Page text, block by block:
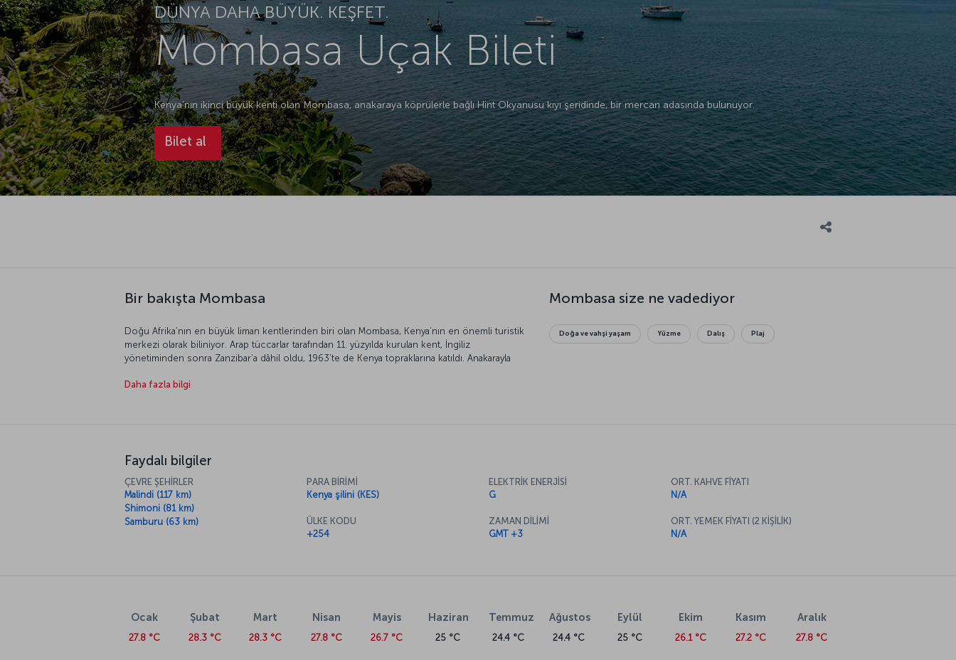
DÜNYA DAHA BÜYÜK. KEŞFET.
Mombasa Uçak Bileti
Kenya’nın ikinci büyük kenti olan Mombasa, anakaraya köprülerle bağlı Hint Okyanusu kıyı şeridinde, bir mercan adasında bulunuyor.
Bilet al
Bir bakışta Mombasa
Doğu Afrika’nın en büyük liman kentlerinden biri olan Mombasa, Kenya’nın en önemli turistik
merkezi olarak biliniyor. Arap tüccarlar tarafından 11. yüzyılda kurulan kent, İngiliz
yönetiminden sonra Zanzibar’a dâhil oldu, 1963’te de Kenya topraklarına katıldı. Anakarayla
ağaçlarıyla süslü, bembeyaz ince kumlu sahilleri ve olağanüstü güzellikteki mercan resifleri.
Daha fazla bilgi
Mombasa size ne vadediyor
Doğa ve vahşi yaşam Yüzme Dalış Plaj
Faydalı bilgiler
ÇEVRE ŞEHİRLER
Malindi (117 km)
Shimoni (81 km)
Samburu (63 km)
PARA BİRİMİ
Kenya şilini (KES)
ÜLKE KODU
+254
ELEKTRİK ENERJİSİ
G
ZAMAN DİLİMİ
GMT +3
ORT. KAHVE FİYATI
N/A
ORT. YEMEK FİYATI (2 KİŞİLİK)
N/A
Ocak
27.8 °C
Şubat
28.3 °C
Mart
28.3 °C
Nisan
27.8 °C
Mayis
26.7 °C
Haziran
25 °C
Temmuz
24.4 °C
Ağustos
24.4 °C
Eylül
25 °C
Ekim
26.1 °C
Kasım
27.2 °C
Aralık
27.8 °C